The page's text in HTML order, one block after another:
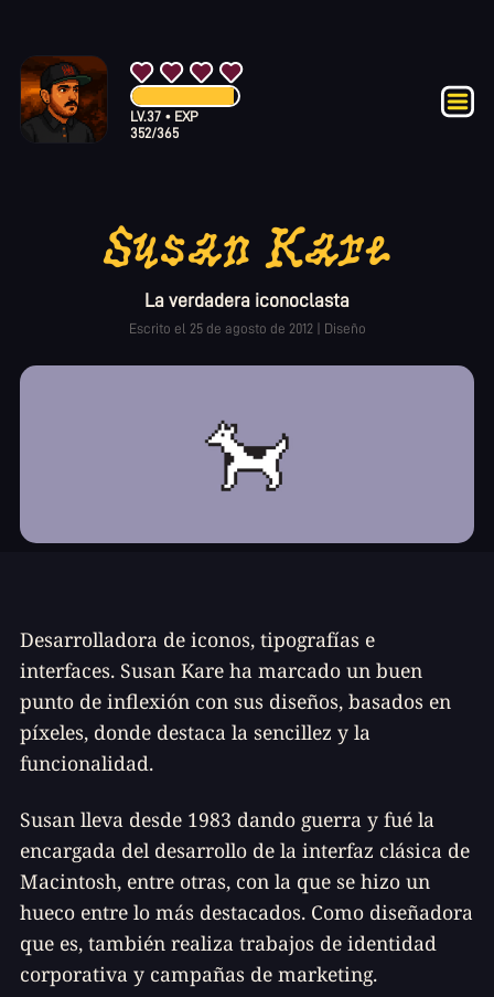
LV.37 •EXP
352/365
Susan Kare
La verdadera iconoclasta
Escrito el 25 de agosto de 2012 | Diseño
Desarrolladora de iconos, tipografías e
interfaces. Susan Kare ha marcado un buen
punto de inflexión con sus diseños, basados en
píxeles, donde destaca la sencillez y la
funcionalidad.
Susan lleva desde 1983 dando guerra y fué la
encargada del desarrollo de la interfaz clásica de
Macintosh, entre otras, con la que se hizo un
hueco entre lo más destacados. Como diseñadora
que es, también realiza trabajos de identidad
corporativa y campañas de marketing.